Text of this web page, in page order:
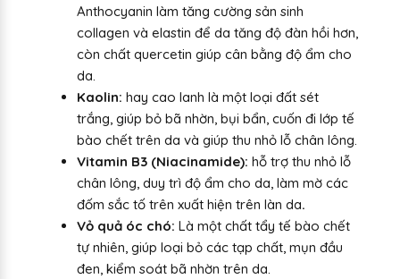
Anthocyanin làm tăng cường sản sinh
collagen và elastin để da tăng độ đàn hồi hơn,
còn chất quercetin giúp cân bằng độ ẩm cho
da.
Kaolin: hay cao lanh là một loại đất sét
trắng, giúp bỏ bã nhờn, bụi bẩn, cuốn đi lớp tế
bào chết trên da và giúp thu nhỏ lỗ chân lông.
Vitamin B3 (Niacinamide): hỗ trợ thu nhỏ lỗ
chân lông, duy trì độ ẩm cho da, làm mờ các
đốm sắc tố trên xuất hiện trên làn da.
Vỏ quả óc chó: Là một chất tẩy tế bào chết
tự nhiên, giúp loại bỏ các tạp chất, mụn đầu
đen, kiểm soát bã nhờn trên da.